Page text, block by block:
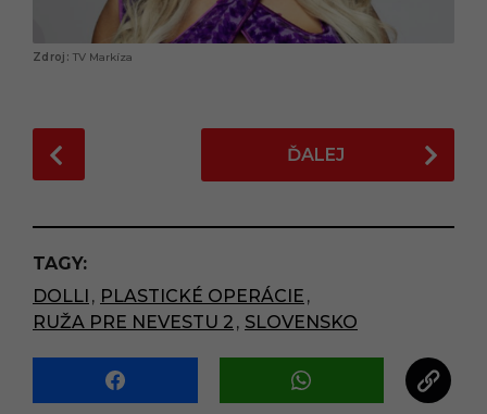
TV Markíza
o
t
P
a
g
i
n
a
ĎALEJ
TAGY:
DOLLI , PLASTICKÉ OPERÁCIE ,
RUŽA PRE NEVESTU 2 , SLOVENSKO